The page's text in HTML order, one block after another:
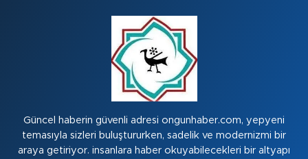
Güncel haberin güvenli adresi ongunhaber.com, yepyeni
temasıyla sizleri buluştururken, sadelik ve modernizmi bir
araya getiriyor. insanlara haber okuyabilecekleri bir altyapı